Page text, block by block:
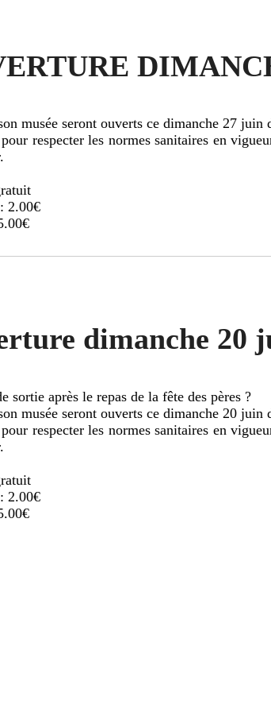
musée seront ouverts ce dimanche 27 juin
respecter les normes sanitaires en
2.00€
dimanche 20
sortie après le repas de la fête des pères ?
musée seront ouverts ce dimanche 20 juin
respecter les normes sanitaires en
2.00€